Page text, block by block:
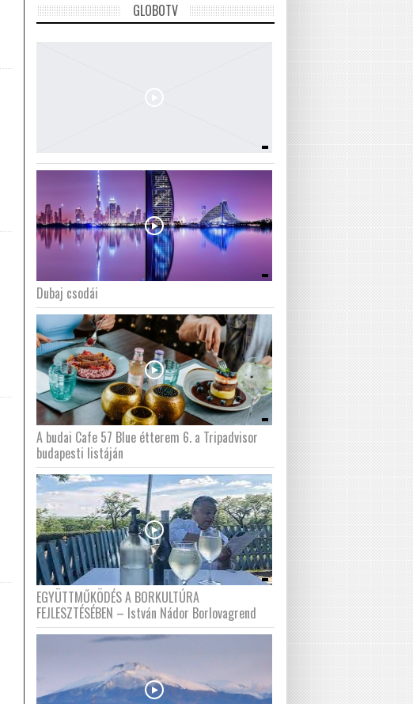
GLOBOTV
Dubaj csodái
A budai Cafe 57 Blue étterem 6. a Tripadvisor
budapesti listáján
EGYÜTTMŰKÖDÉS A BORKULTÚRA
FEJLESZTÉSÉBEN – István Nádor Borlovagrend